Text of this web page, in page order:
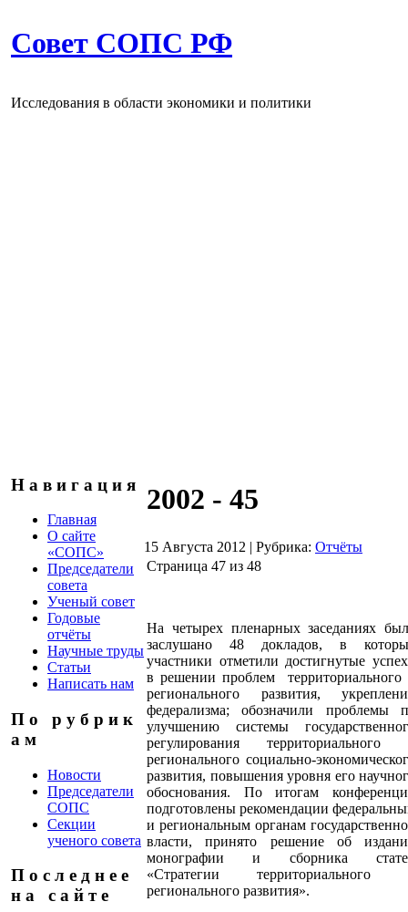
Совет СОПС РФ
Исследования в области экономики и политики
Н а в и г а ц и я
Главная
О сайте
«СОПС»
Председатели
совета
Ученый совет
Годовые
отчёты
Научные труды
Статьи
Написать нам
П о р у б р и к
а м
Новости
Председатели
СОПС
Секции
ученого совета
П о с л е д н е е
н а с а й т е
2002 - 45
15 Августа 2012 | Рубрика: Отчёты
Страница 47 из 48
На четырех пленарных заседаниях
заслушано 48 докладов, в
участники отметили достигнутые
в решении проблем территориального
регионального развития,
федерализма; обозначили проблемы
улучшению системы
регулирования территориального
регионального социально-
развития, повышения уровня его
обоснования. По итогам
подготовлены рекомендации
и региональным органам
власти, принято решение об
монографии и сборника
«Стратегии территориального
регионального развития».